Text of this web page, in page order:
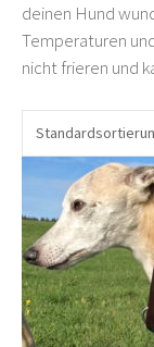
deinen Hund
Temperaturen
nicht frieren und